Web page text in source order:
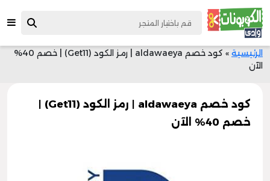
الرئيسية »
كود خصم aldawaeya | رمز الكود (Get11) | خصم 40%
الآن
كود خصم aldawaeya | رمز الكود (Get11) |
خصم 40% الآن